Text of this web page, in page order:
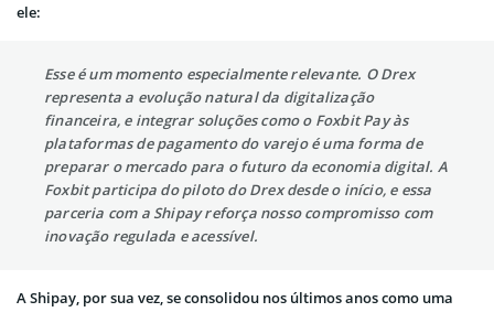
ele:
Esse é um momento especialmente relevante. O Drex
representa a evolução natural da digitalização
financeira, e integrar soluções como o Foxbit Pay às
plataformas de pagamento do varejo é uma forma de
preparar o mercado para o futuro da economia digital. A
Foxbit participa do piloto do Drex desde o início, e essa
parceria com a Shipay reforça nosso compromisso com
inovação regulada e acessível.
A Shipay, por sua vez, se consolidou nos últimos anos como uma